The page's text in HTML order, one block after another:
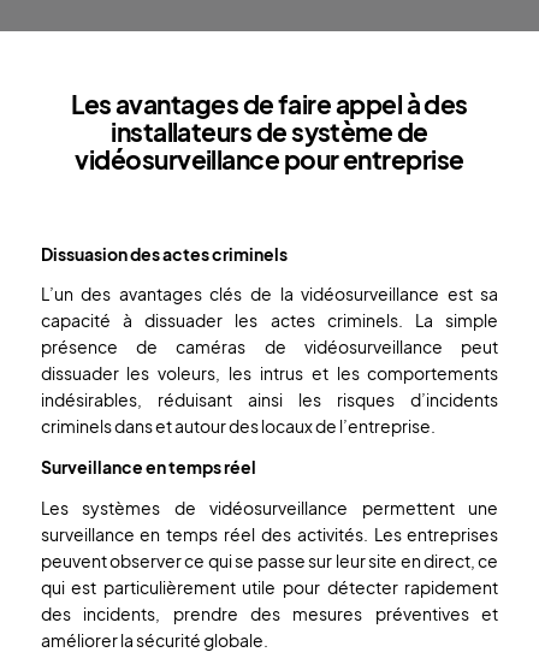
Les avantages de faire appel à des
installateurs de système de
vidéosurveillance pour entreprise
Dissuasion des actes criminels
L’un des avantages clés de la vidéosurveillance est sa
capacité à dissuader les actes criminels. La simple
présence de caméras de vidéosurveillance peut
dissuader les voleurs, les intrus et les comportements
indésirables, réduisant ainsi les risques d’incidents
criminels dans et autour des locaux de l’entreprise.
Surveillance en temps réel
Les systèmes de vidéosurveillance permettent une
surveillance en temps réel des activités. Les entreprises
peuvent observer ce qui se passe sur leur site en direct, ce
qui est particulièrement utile pour détecter rapidement
des incidents, prendre des mesures préventives et
améliorer la sécurité globale.